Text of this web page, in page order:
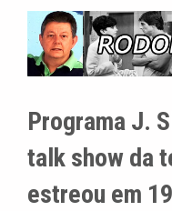
Programa J.
talk show da
estreou em